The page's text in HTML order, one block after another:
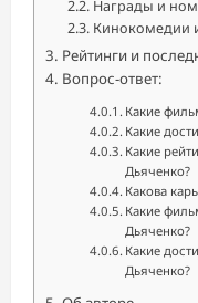
Награды и
Кинокомедии
Рейтинги и
Вопрос-ответ:
Какие
Какие
Какие
Дьяченко?
Какова
Какие
Дьяченко?
Какие
Дьяченко?